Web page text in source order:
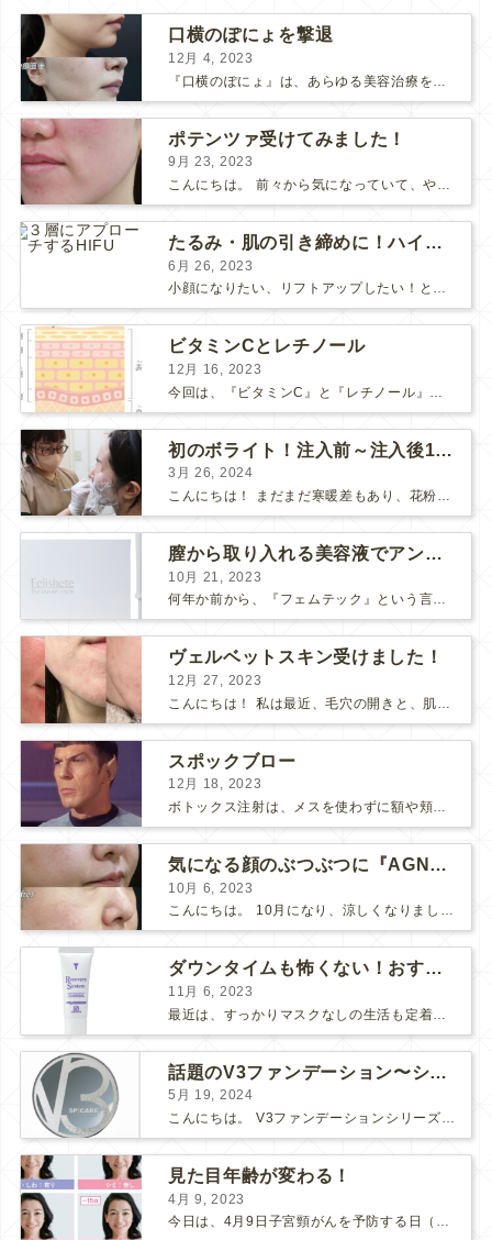
口横のぽにょを撃退
12月 4, 2023
ポテンツァ受けてみました！
9月 23, 2023
こんにちは。 前々から気になっていて、やってみたい！ と思っていたポテンツァが当院に導入され私も体験してみました♪ 施術をする看護師として、ポテンツァとは何かをお伝えできればいいなと思い...
たるみ・肌の引き締めに！ハイフとポテンツァどっちがいい？
6月 26, 2023
小顔になりたい、リフトアップしたい！という方で、 HIFUにしようか、 ポテンツァにしようか、 と迷っている方も多いようです。 HIFUもポテンツァも、たるみや肌の引き締め効果のある人気の...
ビタミンCとレチノール
12月 16, 2023
初のボライト！注入前～注入後1週間の感想
3月 26, 2024
こんにちは！ まだまだ寒暖差もあり、花粉も飛んで、体調や肌が揺らぎやすい方も多いのではないでしょうか？ そんな最近わたしは、松下先生にボライトを注入して頂きました！ 人生✨初ボライト✨で注入...
膣から取り入れる美容液でアンチエイジング
10月 21, 2023
何年か前から、『フェムテック』という言葉をよく耳にするようになりました。 フェムテックは、月経や出産、不妊、更年期など女性特有の健康課題をサポートするツールとして注目されていますね。 フェ...
ヴェルベットスキン受けました！
12月 27, 2023
スポックブロー
12月 18, 2023
ボトックス注射は、メスを使わずに額や頬のシワ、エラを和らげることができるため、リスクの少ない美容医療としてとても人気の治療です。 しかし、表情筋がうまく動かずに、引きつったような不自然な笑顔...
気になる顔のぶつぶつに『AGNES』
10月 6, 2023
こんにちは。 10月になり、涼しくなりましたね。 先日、美味しい栗が届いたので栗ご飯を作りました。 お米3合にお水を入れて、 料理酒大さじ2、塩小さじ1、栗を大量に投入！ 美味しくで...
ダウンタイムも怖くない！おすすめコスメ2選！
11月 6, 2023
話題のV3ファンデーション〜シャイニングVSブリリアント〜
5月 19, 2024
こんにちは。 V3ファンデーションシリーズより新たなシリーズが入荷しました！ 【V3ブリリアントファンデーション】です♪ V3シリーズの推しポイント まずは、「エキサイティング」「シャイニング...
見た目年齢が変わる！
4月 9, 2023
今日は、4月9日子宮頸がんを予防する日（子宮の日）です。 ここ数年、新型コロナの影響で、子宮頸がん検診にも受診控えが起こってしまっているそうです。 検診間隔が空いてしまう事で、もしがんが発見さ...